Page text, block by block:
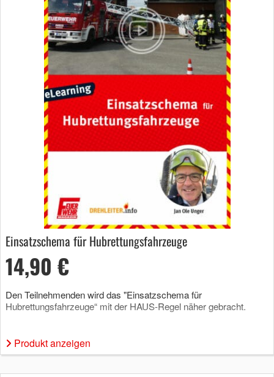
Einsatzschema für Hubrettungsfahrzeuge
14,90 €
Den Teilnehmenden wird das "Einsatzschema für
Hubrettungsfahrzeuge“ mit der HAUS-Regel näher gebracht.
Produkt anzeigen